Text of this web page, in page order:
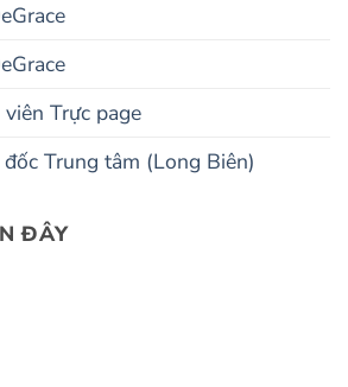
Trực page
Trung tâm (Long Biên)
ĐÂY